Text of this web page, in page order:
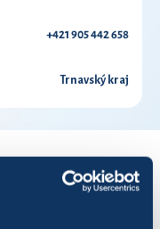
+421 905 442 658
Trnavský kraj
2019